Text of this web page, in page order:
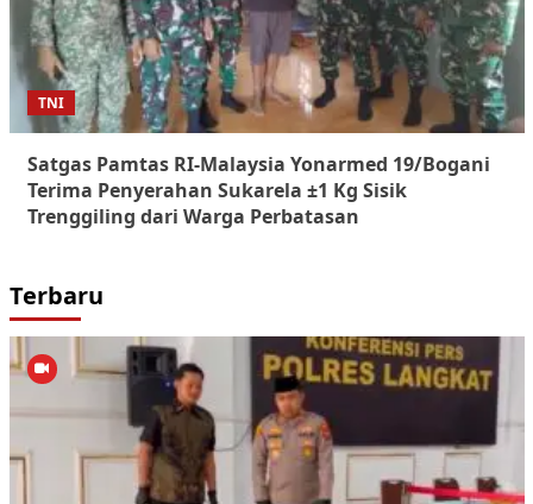
TNI
Satgas Pamtas RI-Malaysia Yonarmed 19/Bogani
Terima Penyerahan Sukarela ±1 Kg Sisik
Trenggiling dari Warga Perbatasan
Terbaru